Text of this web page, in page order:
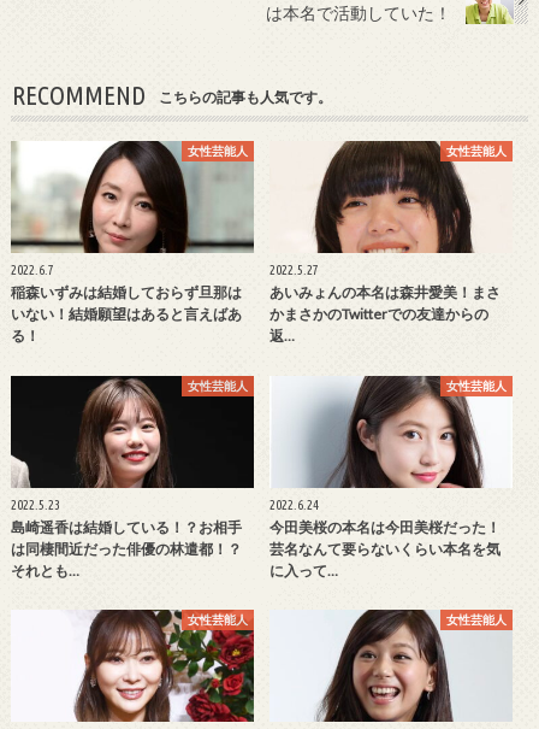
は本名で活動していた！
RECOMMEND こちらの記事も人気です。
女性芸能人
2022.6.7
稲森いずみは結婚しておらず旦那は
いない！結婚願望はあると言えばあ
る！
女性芸能人
2022.5.27
あいみょんの本名は森井愛美！まさ
かまさかのTwitterでの友達からの
返…
女性芸能人
2022.5.23
島崎遥香は結婚している！？お相手
は同棲間近だった俳優の林遣都！？
それとも…
女性芸能人
2022.6.24
今田美桜の本名は今田美桜だった！
芸名なんて要らないくらい本名を気
に入って…
女性芸能人 女性芸能人